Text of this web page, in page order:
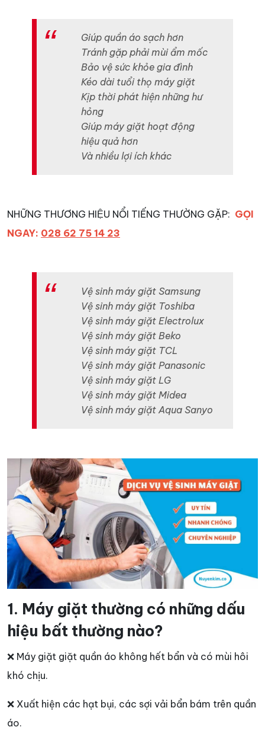
Giúp quần áo sạch hơn
Tránh gặp phải mùi ẩm mốc
Bảo vệ sức khỏe gia đình
Kéo dài tuổi thọ máy giặt
Kịp thời phát hiện những hư
hỏng
Giúp máy giặt hoạt động
hiệu quả hơn
Và nhiều lợi ích khác
NHỮNG THƯƠNG HIỆU NỔI TIẾNG THƯỜNG GẶP: GỌI
NGAY: 028 62 75 14 23
Vệ sinh máy giặt Samsung
Vệ sinh máy giặt Toshiba
Vệ sinh máy giặt Electrolux
Vệ sinh máy giặt Beko
Vệ sinh máy giặt TCL
Vệ sinh máy giặt Panasonic
Vệ sinh máy giặt LG
Vệ sinh máy giặt Midea
Vệ sinh máy giặt Aqua Sanyo
1. Máy giặt thường có những dấu
hiệu bất thường nào?
❌ Máy giặt giặt quần áo không hết bẩn và có mùi hôi
khó chịu.
❌ Xuất hiện các hạt bụi, các sợi vải bẩn bám trên quần
áo.